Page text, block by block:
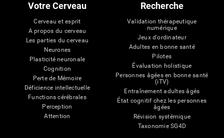
Votre Cerveau
Cerveau et esprit
A propos du cerveau
Les parties du cerveau
Neurones
Plasticité neuronale
Cognition
Perte de Mémoire
Déficience intellectuelle
Functions cérébrales
Perception
Attention
Recherche
Validation thérapeutique
numérique
Jeux d'ordinateur
Adultes en bonne santé
Pilotes
Évaluation holistique
Personnes âgées en bonne santé
(iTV)
Entraînement adultes âgés
État cognitif chez les personnes
âgées
Révision systémique
Taxonomie SG4D